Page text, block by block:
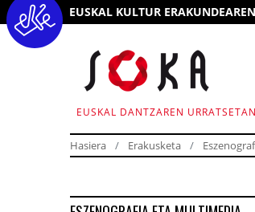
EUSKAL KULTUR
EUSKAL DANTZAREN URRATSETAN
Hasiera Erakusketa